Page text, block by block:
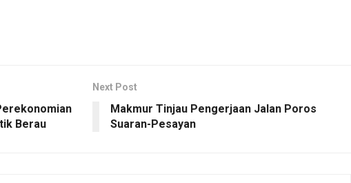
Berau
Next Post
Makmur Tinjau Pengerjaan Jalan Poros
Suaran-Pesayan